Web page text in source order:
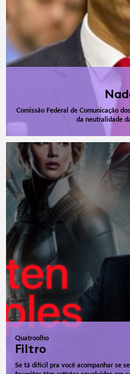
Comissão Federal de Comunicação
da neutralidade
Quatroolho
Filtro
Se tá difícil pra você acompanhar se